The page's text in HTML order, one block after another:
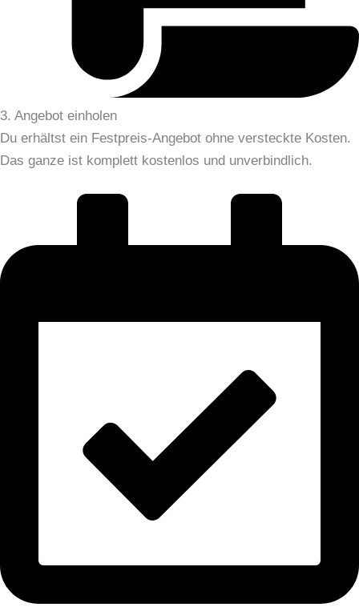
3. Angebot einholen
Du erhältst ein Festpreis-Angebot ohne versteckte Kosten.
Das ganze ist komplett kostenlos und unverbindlich.